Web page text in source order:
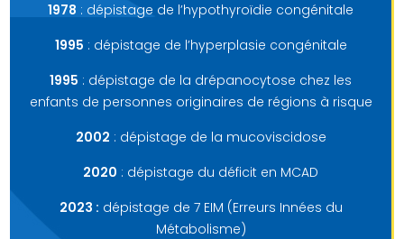
1978 : dépistage de l’hypothyroïdie congénitale
1995 : dépistage de l’hyperplasie congénitale
1995 : dépistage de la drépanocytose chez les
enfants de personnes originaires de régions à risque
2002 : dépistage de la mucoviscidose
2020 : dépistage du déficit en MCAD
2023 : dépistage de 7 EIM (Erreurs Innées du
Métabolisme)